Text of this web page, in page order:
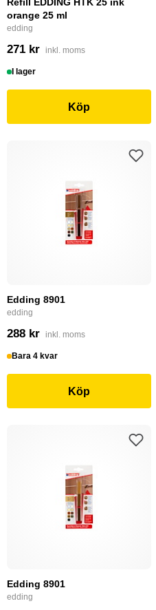
orange 25 ml
edding
271 kr inkl. moms
I lager
Köp
Edding 8901
edding
288 kr inkl. moms
Bara 4 kvar
Köp
Edding 8901
edding